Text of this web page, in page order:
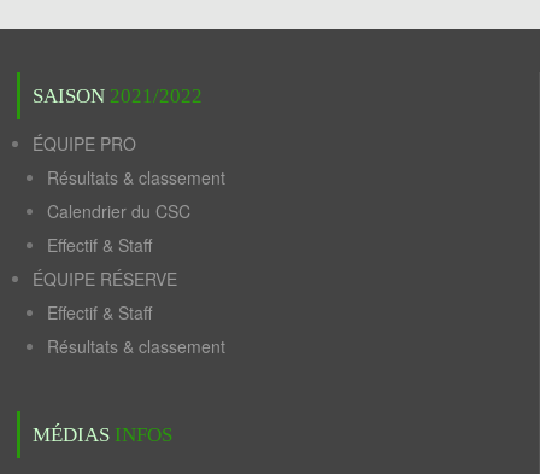
SAISON 2021/2022
ÉQUIPE PRO
Résultats & classement
Calendrier du CSC
Effectif & Staff
ÉQUIPE RÉSERVE
Effectif & Staff
Résultats & classement
MÉDIAS INFOS